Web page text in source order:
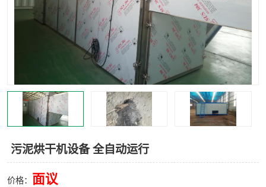
污泥烘干机设备 全自动运行
价格： 面议
分子膜发酵堆肥设备